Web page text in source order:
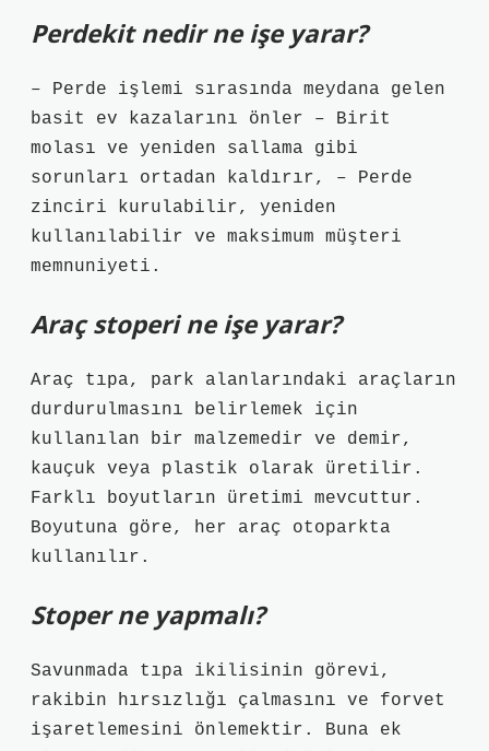
Perdekit nedir ne işe yarar?
– Perde işlemi sırasında meydana gelen
basit ev kazalarını önler – Birit
molası ve yeniden sallama gibi
sorunları ortadan kaldırır, – Perde
zinciri kurulabilir, yeniden
kullanılabilir ve maksimum müşteri
memnuniyeti.
Araç stoperi ne işe yarar?
Araç tıpa, park alanlarındaki araçların
durdurulmasını belirlemek için
kullanılan bir malzemedir ve demir,
kauçuk veya plastik olarak üretilir.
Farklı boyutların üretimi mevcuttur.
Boyutuna göre, her araç otoparkta
kullanılır.
Stoper ne yapmalı?
Savunmada tıpa ikilisinin görevi,
rakibin hırsızlığı çalmasını ve forvet
işaretlemesini önlemektir. Buna ek